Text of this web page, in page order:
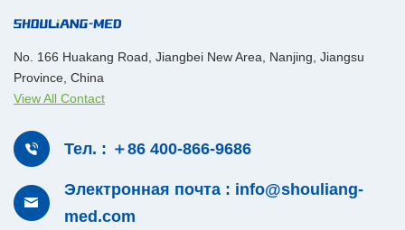
No. 166 Huakang Road, Jiangbei New Area, Nanjing, Jiangsu
Province, China
View All Contact
Тел. : ＋86 400-866-9686
Электронная почта : info@shouliang-
med.com